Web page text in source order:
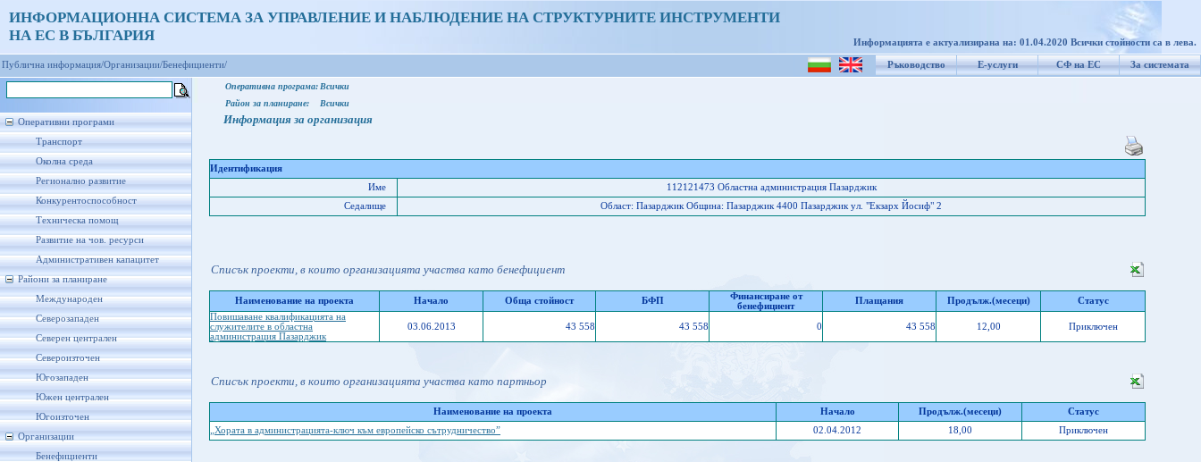
ИНФОРМАЦИОННА СИСТЕМА ЗА УПРАВЛЕНИЕ И НАБЛЮДЕНИЕ НА СТРУКТУРНИТЕ ИНСТРУМЕНТИ
НА ЕС В БЪЛГАРИЯ
Информацията е актуализирана на: 01.04.2020 Всички стойности са в лева.
Ръководство Е-услуги СФ на ЕС За системата
Публична информация/Организации/Бенефициенти/
Оперативни програми
Транспорт
Околна среда
Регионално развитие
Конкурентоспособност
Техническа помощ
Развитие на чов. ресурси
Административен капацитет
Райони за планиране
Международен
Северозападен
Северен централен
Североизточен
Югозападен
Южен централен
Югоизточен
Организации
Бенефициенти
Оперативна програма: Всички
Район за планиране:
Всички
Информация за организация
Идентификация
Име
112121473 Областна администрация Пазарджик
Седалище
Област: Пазарджик Oбщина: Пазарджик 4400 Пазарджик ул. "Екзарх Йосиф" 2
Списък проекти, в които организацията участва като бенефициент
Наименование на проекта Начало Обща стойност БФП
Финансиране от
бенефициент
Плащания Продълж.(месеци)
Статус
Повишаване квалификацията на
служителите в областна
администрация Пазарджик
03.06.2013 43 558 43 558 0 43 558 12,00 Приключен
Списък проекти, в които организацията участва като партньор
Наименование на проекта Начало Продълж.(месеци)
Статус
„Хората в администрацията-ключ към европейско сътрудничество”
02.04.2012 18,00 Приключен